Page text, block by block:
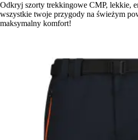
Odkryj szorty trekkingowe CMP, lekkie,
wszystkie twoje przygody na świeżym
maksymalny komfort!